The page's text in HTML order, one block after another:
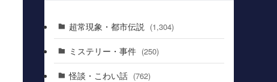
超常現象・都市伝説 (1,304)
ミステリー・事件 (250)
怪談・こわい話 (762)